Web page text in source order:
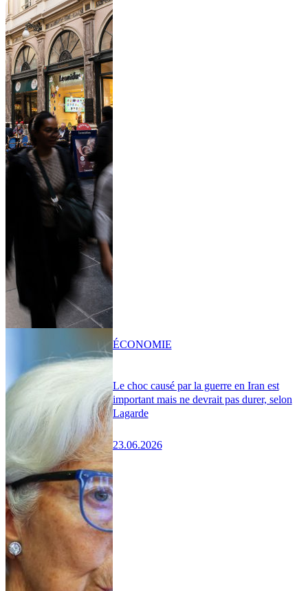
Le choc causé par la guerre en Iran est
important mais ne devrait pas durer, selon
Lagarde
23.06.2026
ÉCONOMIE